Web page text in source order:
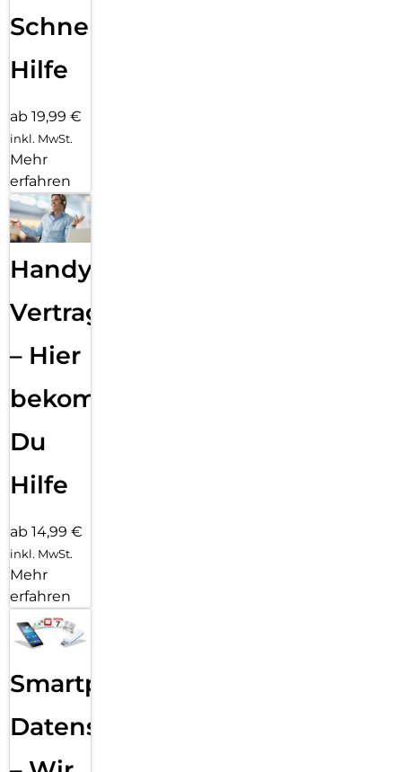
Schnelle
Hilfe
ab 19,99 €
inkl. MwSt.
Mehr
erfahren
Handy
Vertragsabwicklung
– Hier
bekommst
Du
Hilfe
ab 14,99 €
inkl. MwSt.
Mehr
erfahren
Smartphone
Datensicherung